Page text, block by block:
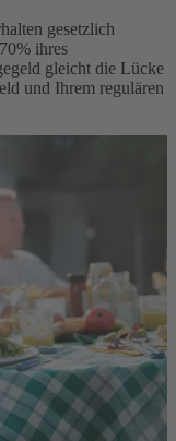
gesetzlich
ihres
gleicht die Lücke
und Ihrem regulären